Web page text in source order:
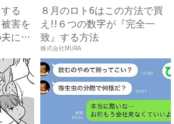
る
害を
に電
８月のロト6はこの方法で買
え!!６つの数字が『完全一
致』する方法
株式会社MURA